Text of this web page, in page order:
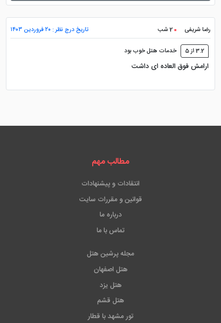
رضا شریفی 2 شب تاریخ درج نظر : ۲۰ فروردین ۱۴۰۳
3.2 از 5 خدمات هتل خوب بود
ارامش فوق العاده ای داشت
مطالب مهم
انتقادات و پیشنهادات
قوانین و مقررات سایت
درباره ما
تماس با ما
مجله پرشین هتل
هتل اصفهان
هتل یزد
هتل قشم
تور مشهد با قطار